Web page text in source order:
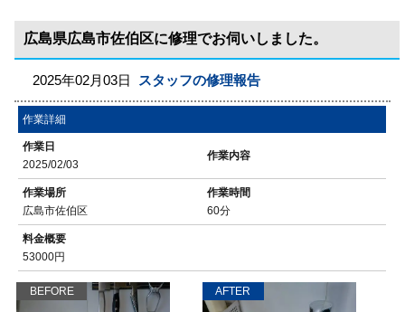
広島県広島市佐伯区に修理でお伺いしました。
2025年02月03日 スタッフの修理報告
作業詳細
作業日
2025/02/03
作業内容
作業場所
広島市佐伯区
作業時間
60分
料金概要
53000円
BEFORE AFTER